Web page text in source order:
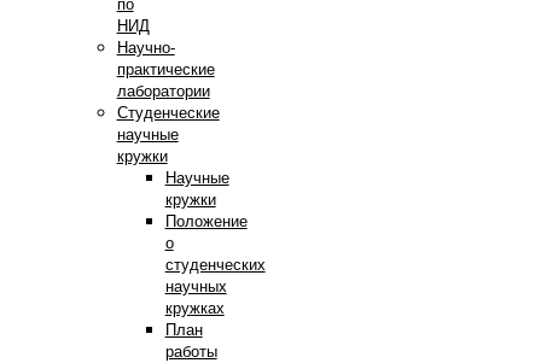
по
НИД
Научно-
практические
лаборатории
Студенческие
научные
кружки
Научные
кружки
Положение
о
студенческих
научных
кружках
План
работы